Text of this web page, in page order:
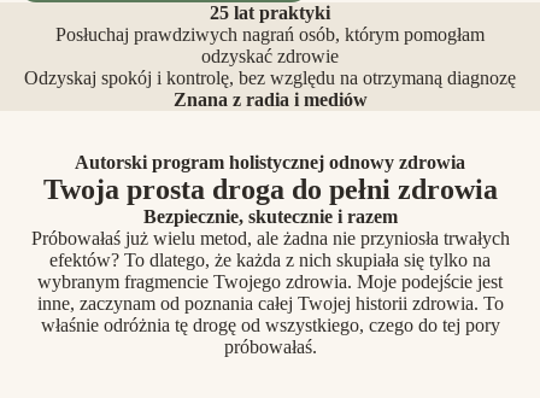
25 lat praktyki
Posłuchaj prawdziwych nagrań osób, którym pomogłam
odzyskać zdrowie
Odzyskaj spokój i kontrolę, bez względu na otrzymaną diagnozę
Znana z radia i mediów
Autorski program holistycznej odnowy zdrowia
Twoja prosta droga do pełni zdrowia
Bezpiecznie, skutecznie i razem
Próbowałaś już wielu metod, ale żadna nie przyniosła trwałych
efektów? To dlatego, że każda z nich skupiała się tylko na
wybranym fragmencie Twojego zdrowia. Moje podejście jest
inne, zaczynam od poznania całej Twojej historii zdrowia. To
właśnie odróżnia tę drogę od wszystkiego, czego do tej pory
próbowałaś.